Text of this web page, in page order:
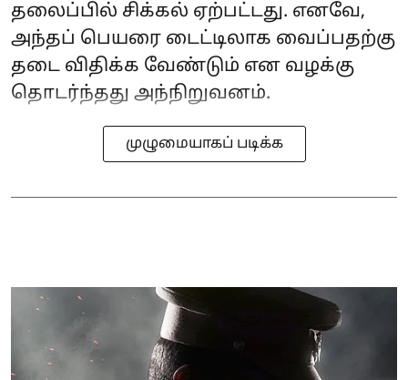
தலைப்பில் சிக்கல் ஏற்பட்டது. எனவே,
அந்தப் பெயரை டைட்டிலாக வைப்பதற்கு
தடை விதிக்க வேண்டும் என வழக்கு
தொடர்ந்தது அந்நிறுவனம்.
முழுமையாகப் படிக்க